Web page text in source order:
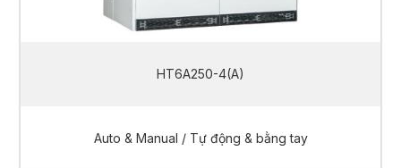
HT6A250-4(A)
Auto & Manual / Tự động & bằng tay